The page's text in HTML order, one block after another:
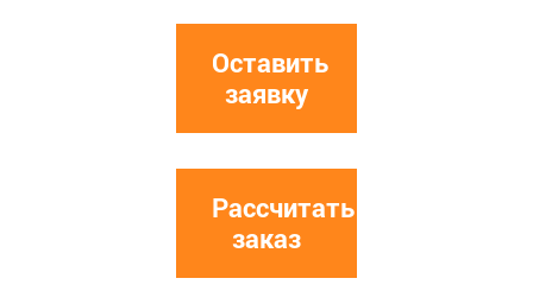
Оставить
заявку
Рассчитать
заказ